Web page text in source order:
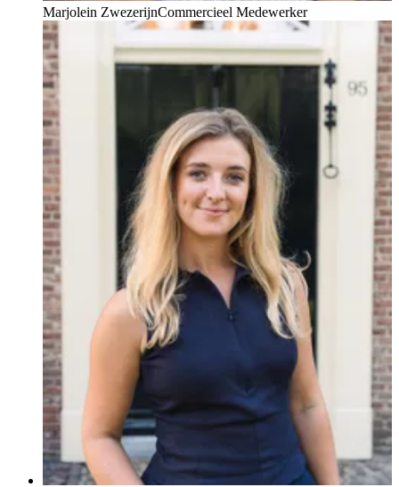
Marjolein ZwezerijnCommercieel Medewerker